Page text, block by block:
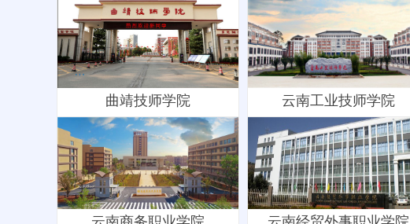
曲靖技师学院 云南工业技师学院